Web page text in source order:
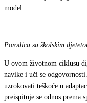
model.
Porodica sa školskim
U ovom životnom ciklusu
navike i uči se
uzrokovati teškoće u
preispituje se odnos prema